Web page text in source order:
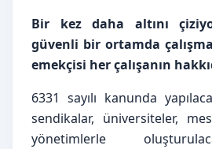
Bir kez daha altını
güvenli bir ortamda
emekçisi her çalışanın
6331 sayılı kanunda
sendikalar, üniversiteler,
yönetimlerle